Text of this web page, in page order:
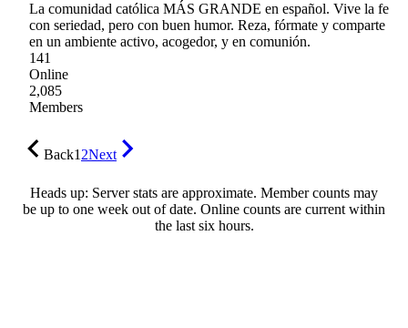
La comunidad católica MÁS GRANDE en español. Vive la fe
con seriedad, pero con buen humor. Reza, fórmate y comparte
en un ambiente activo, acogedor, y en comunión.
141
Online
2,085
Members
Back12Next
Heads up: Server stats are approximate. Member counts may
be up to one week out of date. Online counts are current within
the last six hours.